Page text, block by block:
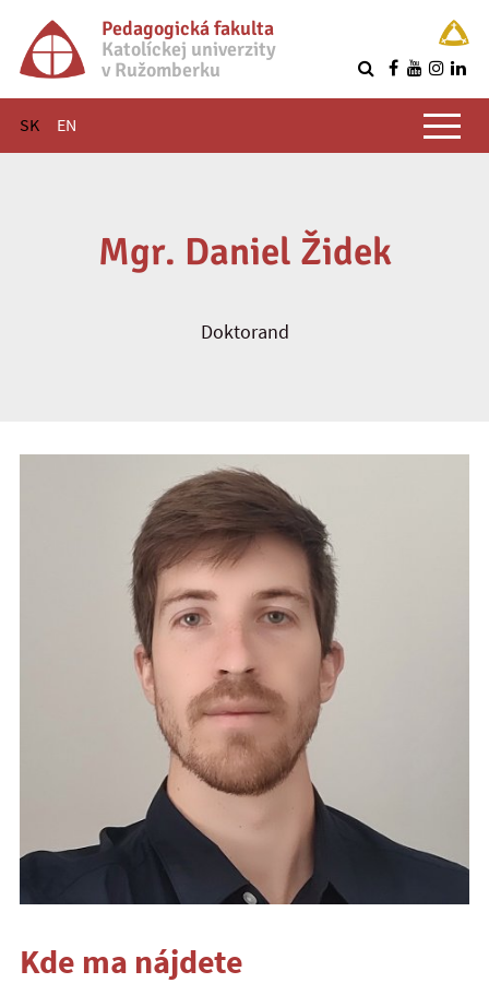
Pedagogická fakulta
Katolíckej univerzity
v Ružomberku
SK EN
Hlavné menu
Mgr. Daniel Židek
Doktorand
Kde ma nájdete